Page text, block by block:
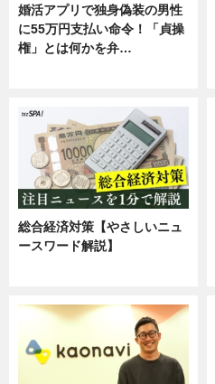
婚活アプリで独身偽装の男性
に55万円支払い命令！「貞操
権」とは何かを弁…
総合経済対策【やさしいニュ
ースワード解説】